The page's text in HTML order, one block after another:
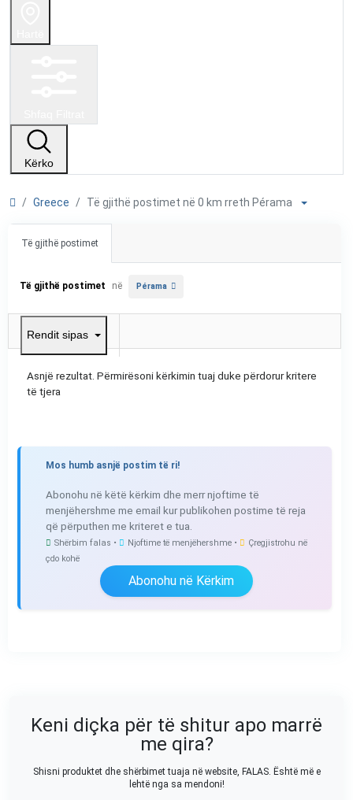
Kërko
Greece Të gjithë postimet në 0 km rreth Pérama
Të gjithë postimet
Të gjithë postimet në Pérama
Rendit sipas
Asnjë rezultat. Përmirësoni kërkimin tuaj duke përdorur kritere
të tjera
Mos humb asnjë postim të ri!
Abonohu në këtë kërkim dhe merr njoftime të
menjëhershme me email kur publikohen postime të reja
që përputhen me kriteret e tua.
Shërbim falas • Njoftime të menjëhershme •
Çregjistrohu në
çdo kohë
Abonohu në Kërkim
Keni diçka për të shitur apo marrë
me qira?
Shisni produktet dhe shërbimet tuaja në website, FALAS. Është më e
lehtë nga sa mendoni!